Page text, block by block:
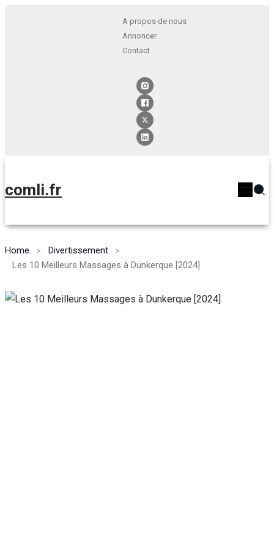
A propos de nous
Annoncer
Contact
comli.fr
Home
Divertissement
Les 10 Meilleurs Massages à Dunkerque [2024]